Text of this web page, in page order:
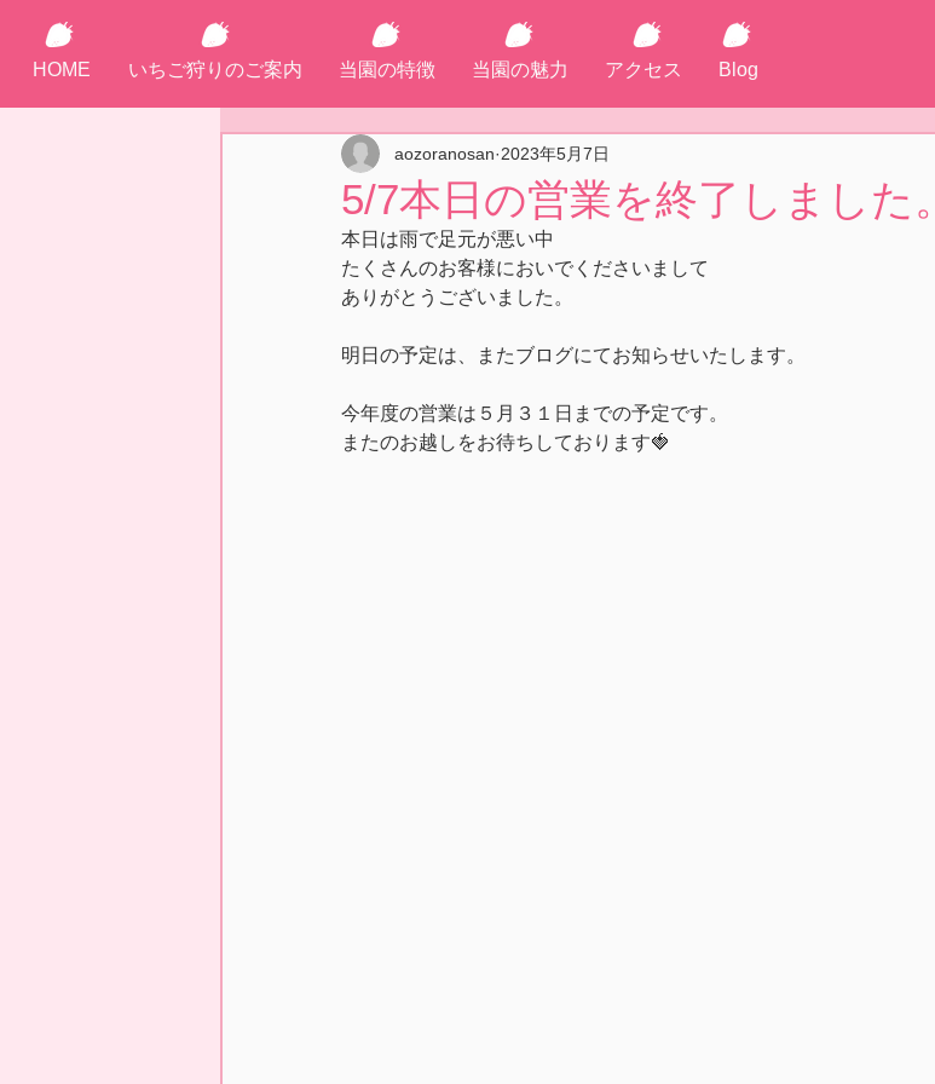
HOME いちご狩りのご案内 当園の特徴 当園の魅力 アクセス Blog
5/7本日の営業を終了しました。
aozoranosan 2023年5月7日
本日は雨で足元が悪い中
たくさんのお客様においでくださいまして
ありがとうございました。
明日の予定は、またブログにてお知らせいたします。
今年度の営業は５月３１日までの予定です。
またのお越しをお待ちしております🍓